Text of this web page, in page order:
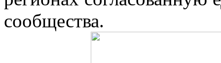
сообщества.